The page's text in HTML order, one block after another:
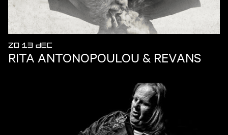
ZO 13 DEC
RITA ANTONOPOULOU & REVANS